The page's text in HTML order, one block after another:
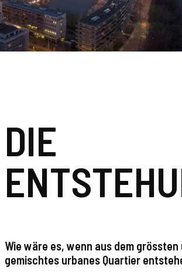
DIE
Wie wäre es, wenn aus dem
gemischtes urbanes Quartier